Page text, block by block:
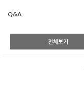
Q&A
전체보기